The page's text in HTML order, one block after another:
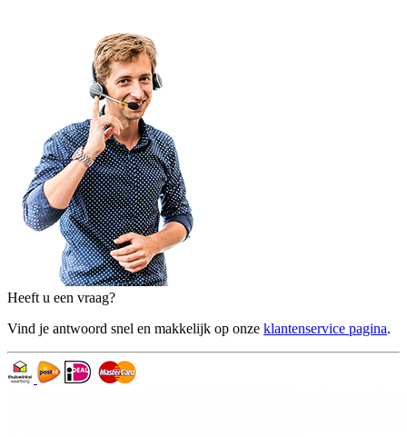
Heeft u een vraag?
Vind je antwoord snel en makkelijk op onze klantenservice pagina.